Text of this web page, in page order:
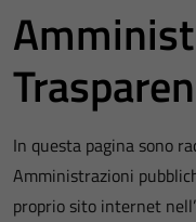
In questa pagina sono
Amministrazioni
proprio sito internet